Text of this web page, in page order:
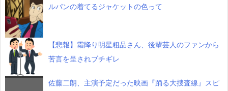
ルパンの着てるジャケットの色って
【悲報】霜降り明星粗品さん、後輩芸人のファンから
苦言を呈されブチギレ
佐藤二朗、主演予定だった映画『踊る大捜査線』スピ